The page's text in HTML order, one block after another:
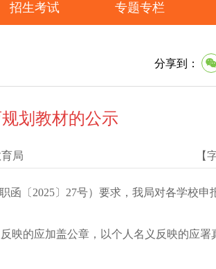
招生考试 专题专栏
分享到：
划教材的公示
局 【
〔2025〕27号）要求，我局对各学校申
。
的应加盖公章，以个人名义反映的应署